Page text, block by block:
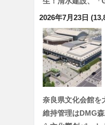
2026年7月23日
奈良県文化会館を
維持管理はDMG